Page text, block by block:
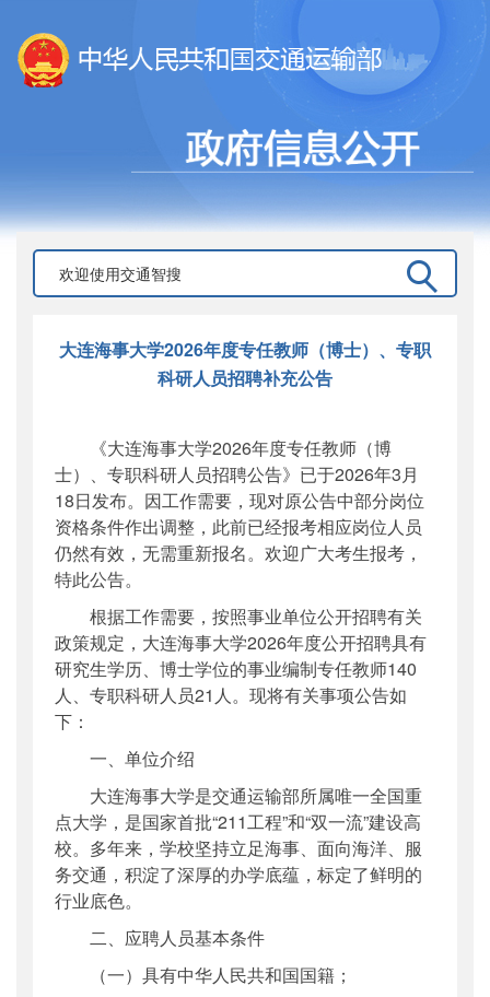
大连海事大学2026年度专任教师（博士）、专职
科研人员招聘补充公告
《大连海事大学2026年度专任教师（博
士）、专职科研人员招聘公告》已于2026年3月
18日发布。因工作需要，现对原公告中部分岗位
资格条件作出调整，此前已经报考相应岗位人员
仍然有效，无需重新报名。欢迎广大考生报考，
特此公告。
根据工作需要，按照事业单位公开招聘有关
政策规定，大连海事大学2026年度公开招聘具有
研究生学历、博士学位的事业编制专任教师140
人、专职科研人员21人。现将有关事项公告如
下：
一、单位介绍
大连海事大学是交通运输部所属唯一全国重
点大学，是国家首批“211工程”和“双一流”建设高
校。多年来，学校坚持立足海事、面向海洋、服
务交通，积淀了深厚的办学底蕴，标定了鲜明的
行业底色。
二、应聘人员基本条件
（一）具有中华人民共和国国籍；